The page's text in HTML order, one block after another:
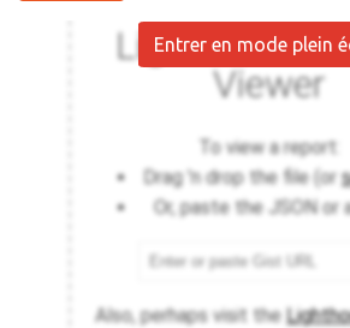
Entrer en mode plein